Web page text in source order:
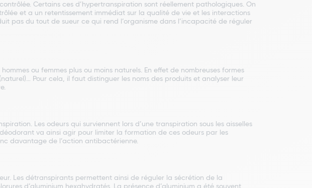
Certains ces d’hypertranspiration sont réellement pathologiques. On
et a un retentissement immédiat sur la qualité de vie et les interactions
pas du tout de sueur ce qui rend l’organisme dans l’incapacité de réguler
ou femmes plus ou moins naturels. En effet de nombreuses formes
Pour cela, il faut distinguer les noms des produits et analyser leur
Les odeurs qui surviennent lors d’une transpiration sous les aisselles
va ainsi agir pour limiter la formation de ces odeurs par les
davantage de l’action antibactérienne.
Les détranspirants permettent ainsi de réguler la sécrétion de la
d’aluminium hexahydratés. La présence d’aluminium a été souvent